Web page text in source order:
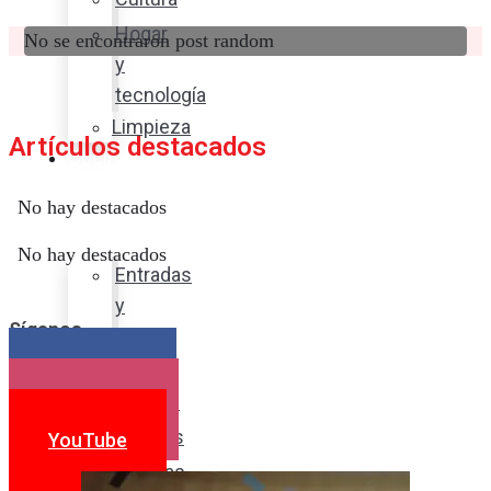
Hogar
y
tecnología
Limpieza
Cocina
sabor
Entradas
y
Postres
Bebidas
No se encontraron post random
Artículos destacados
No hay destacados
No hay destacados
Síganos
YouTube